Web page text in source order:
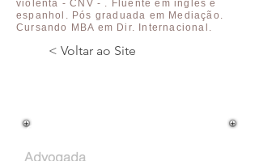
violenta - CNV - . Fluente em inglês e
espanhol. Pós graduada em Mediação.
Cursando MBA em Dir. Internacional.
< Voltar ao Site
Cargo na Empresa:
Advogada